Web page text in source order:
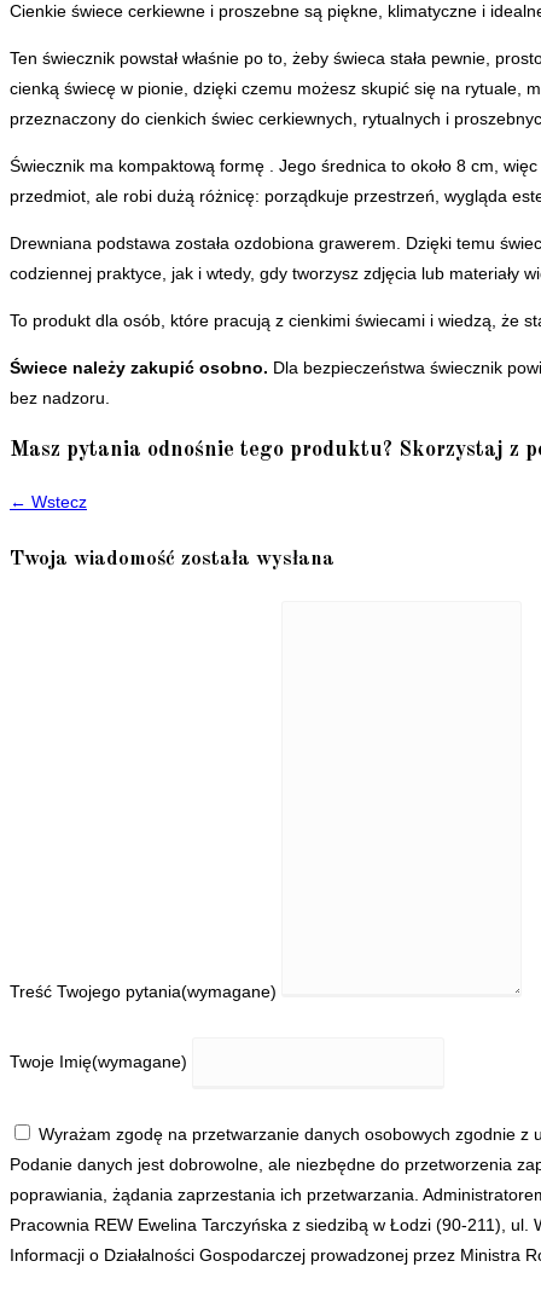
Cienkie świece cerkiewne i proszebne są piękne, klimatyczne i
Ten świecznik powstał właśnie po to, żeby świeca stała pewnie,
cienką świecę w pionie, dzięki czemu możesz skupić się na rytuale,
przeznaczony do cienkich świec cerkiewnych, rytualnych i
Świecznik ma kompaktową formę . Jego średnica to około 8 cm,
przedmiot, ale robi dużą różnicę: porządkuje przestrzeń, wygląda
Drewniana podstawa została ozdobiona grawerem. Dzięki temu
codziennej praktyce, jak i wtedy, gdy tworzysz zdjęcia lub materiały
To produkt dla osób, które pracują z cienkimi świecami i wiedzą, że
Świece należy zakupić osobno. Dla bezpieczeństwa świecznik
bez nadzoru.
Masz pytania odnośnie tego produktu? Skorzystaj z
← Wstecz
Twoja wiadomość została wysłana
Treść Twojego pytania(wymagane)
Twoje Imię(wymagane)
Wyrażam zgodę na przetwarzanie danych osobowych zgodnie z
Podanie danych jest dobrowolne, ale niezbędne do przetworzenia
poprawiania, żądania zaprzestania ich przetwarzania.
Pracownia REW Ewelina Tarczyńska z siedzibą w Łodzi (90-211),
Informacji o Działalności Gospodarczej prowadzonej przez Ministra